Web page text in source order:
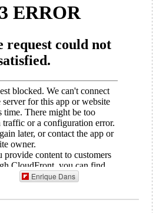
Enrique Dans